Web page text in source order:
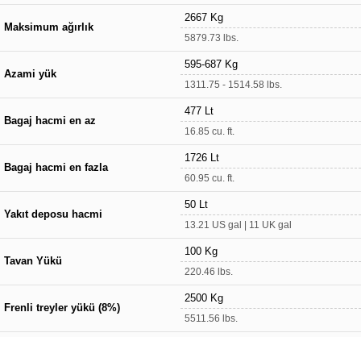
Maksimum ağırlık
2667 Kg
5879.73 lbs.
Azami yük
595-687 Kg
1311.75 - 1514.58 lbs.
Bagaj hacmi en az
477 Lt
16.85 cu. ft.
Bagaj hacmi en fazla
1726 Lt
60.95 cu. ft.
Yakıt deposu hacmi
50 Lt
13.21 US gal | 11 UK gal
Tavan Yükü
100 Kg
220.46 lbs.
Frenli treyler yükü (8%)
2500 Kg
5511.56 lbs.